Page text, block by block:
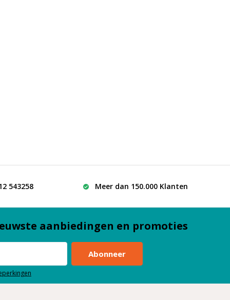
543258 Meer dan 150.000 Klanten
aanbiedingen en promoties
Abonneer